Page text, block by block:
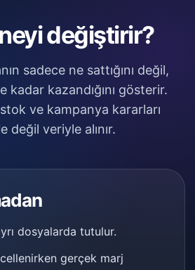
değiştirir?
sadece ne sattığını değil,
kadar kazandığını gösterir.
ve kampanya kararları
değil veriyle alınır.
dosyalarda tutulur.
gerçek marj